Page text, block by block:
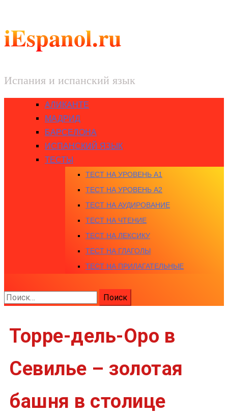
iEspanol.ru
Испания и испанский язык
АЛИКАНТЕ
МАДРИД
БАРСЕЛОНА
ИСПАНСКИЙ ЯЗЫК
ТЕСТЫ
ТЕСТ НА УРОВЕНЬ A1
ТЕСТ НА УРОВЕНЬ A2
ТЕСТ НА АУДИРОВАНИЕ
ТЕСТ НА ЧТЕНИЕ
ТЕСТ НА ЛЕКСИКУ
ТЕСТ НА ГЛАГОЛЫ
ТЕСТ НА ПРИЛАГАТЕЛЬНЫЕ
Найти:
Торре-дель-Оро в
Севилье – золотая
башня в столице